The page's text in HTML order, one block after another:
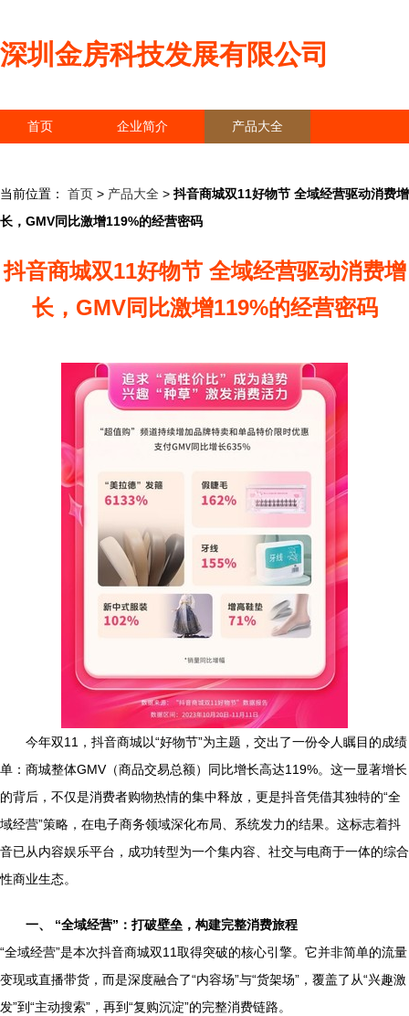
深圳金房科技发展有限公司
首页 企业简介 产品大全
当前位置： 首页 > 产品大全 > 抖音商城双11好物节 全域经营驱动消费增
长，GMV同比激增119%的经营密码
抖音商城双11好物节 全域经营驱动消费增
长，GMV同比激增119%的经营密码
今年双11，抖音商城以“好物节”为主题，交出了一份令人瞩目的成绩
单：商城整体GMV（商品交易总额）同比增长高达119%。这一显著增长
的背后，不仅是消费者购物热情的集中释放，更是抖音凭借其独特的“全
域经营”策略，在电子商务领域深化布局、系统发力的结果。这标志着抖
音已从内容娱乐平台，成功转型为一个集内容、社交与电商于一体的综合
性商业生态。
一、 “全域经营”：打破壁垒，构建完整消费旅程
“全域经营”是本次抖音商城双11取得突破的核心引擎。它并非简单的流量
变现或直播带货，而是深度融合了“内容场”与“货架场”，覆盖了从“兴趣激
发”到“主动搜索”，再到“复购沉淀”的完整消费链路。